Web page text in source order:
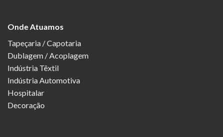
Onde Atuamos
Tapeçaria / Capotaria
Dublagem / Acoplagem
Indústria Têxtil
Indústria Automotiva
Hospitalar
Decoração